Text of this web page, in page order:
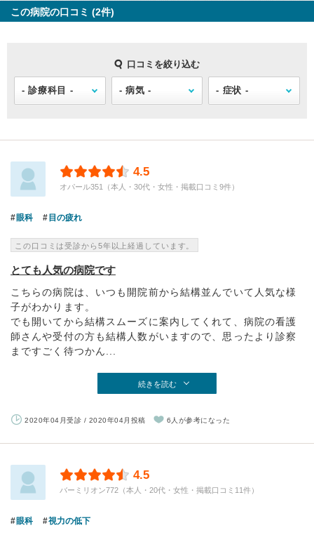
この病院の口コミ (2件)
口コミを絞り込む
4.5
オパール351（本人・30代・女性・掲載口コミ9件）
眼科 目の疲れ
この口コミは受診から5年以上経過しています。
とても人気の病院です
こちらの病院は、いつも開院前から結構並んでいて人気な様
子がわかります。
でも開いてから結構スムーズに案内してくれて、病院の看護
師さんや受付の方も結構人数がいますので、思ったより診察
まですごく待つかん...
続きを読む
2020年04月受診 / 2020年04月投稿 6人が参考になった
4.5
バーミリオン772（本人・20代・女性・掲載口コミ11件）
眼科 視力の低下